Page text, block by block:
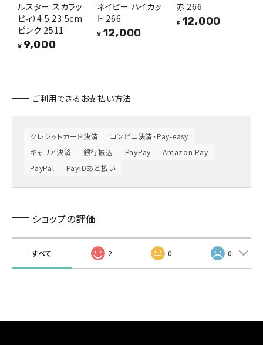
ルスター スカラッ
ピィ）4.5 23.5cm
ピンク 2511
¥ 9,000
ネイビー ハイカッ
ト 266
¥ 12,000
赤 266
¥ 12,000
ご利用できるお支払い方法
クレジットカード決済
コンビニ決済・Pay-easy
キャリア決済
銀行振込 PayPay
Amazon Pay
PayPal
PayIDあと払い
ショップの評価
すべて 2 0 0